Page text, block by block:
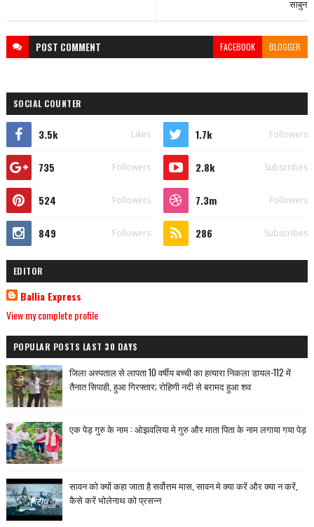
साबुन
POST COMMENT FACEBOOK BLOGGER
SOCIAL COUNTER
3.5k Likes 1.7k Followers
735 Followers 2.8k Subscribes
524 Followers 7.3m Followers
849 Followers 286 Subscribes
EDITOR
Ballia Express
View my complete profile
POPULAR POSTS LAST 30 DAYS
जिला अस्पताल से लापता 10 वर्षीय बच्ची का हत्यारा निकला डायल-112 में
तैनात सिपाही, हुआ गिरफ्तार; रोहिणी नदी से बरामद हुआ शव
एक पेड़ गुरु के नाम : ओझवलिया मे गुरु और माता पिता के नाम लगाया गया पेड़
सावन को क्यों कहा जाता है सर्वोत्तम मास, सावन मे क्या करें और क्या न करें,
कैसे करें भोलेनाथ को प्रसन्न